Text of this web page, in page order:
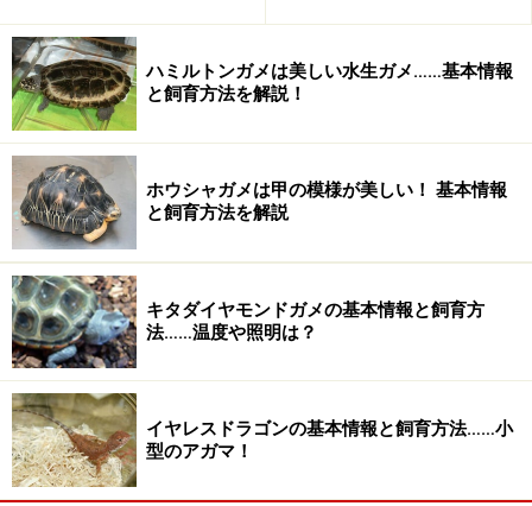
自分の持っているアンデスミルクスネークに関する
情報を書きたい！
星野の情報はココが間違っている！
みなさんが提供した情報や意見を読みたい！
そんなあなたはココをクリック！
※記事内容は執筆時点のものです。最新の内容をご確認くださ
い。
※ペットは、種類や体格（体重、サイズ、成長）などにより個体
差があります。記事内容は全ての個体へ一様に当てはまるわけで
はありません。
【編集部おすすめの購入サイト】
Amazonで人気のペット用品をチェック！
ハミルトンガメは美しい水生ガメ……基本情報
と飼育方法を解説！
ホウシャガメは甲の模様が美しい！ 基本情報
と飼育方法を解説
キタダイヤモンドガメの基本情報と飼育方
法……温度や照明は？
イヤレスドラゴンの基本情報と飼育方法……小
型のアガマ！